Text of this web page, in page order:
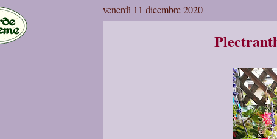
venerdì 11 dicembre 2020